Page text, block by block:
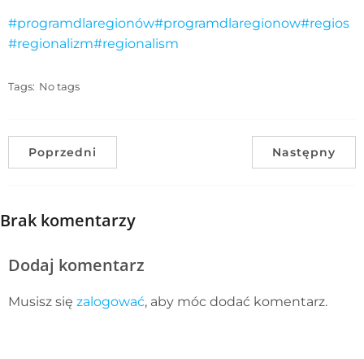
#programdlaregionów#programdlaregionow#regios
#regionalizm#regionalism
Tags: No tags
Poprzedni Następny
Brak komentarzy
Dodaj komentarz
Musisz się zalogować, aby móc dodać komentarz.